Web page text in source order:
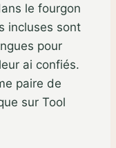
le fourgon
incluses sont
pour
ai confiés.
paire de
sur Tool